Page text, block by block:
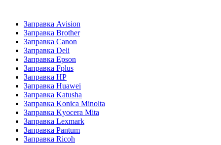
Заправка Avision
Заправка Brother
Заправка Canon
Заправка Deli
Заправка Epson
Заправка Fplus
Заправка HP
Заправка Huawei
Заправка Katusha
Заправка Konica Minolta
Заправка Kyocera Mita
Заправка Lexmark
Заправка Pantum
Заправка Ricoh